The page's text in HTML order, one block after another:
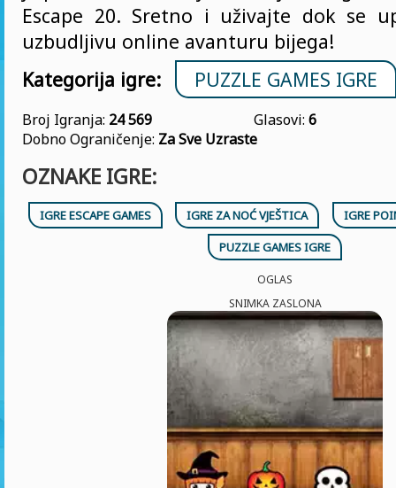
Escape 20. Sretno i uživajte dok se
uzbudljivu online avanturu bijega!
Kategorija igre:
PUZZLE GAMES IGRE
Broj Igranja: 24 569 Glasovi: 6
Dobno Ograničenje: Za Sve Uzraste
OZNAKE IGRE:
IGRE ESCAPE GAMES IGRE ZA NOĆ VJEŠTICA
IGRE
PUZZLE GAMES IGRE
OGLAS
SNIMKA ZASLONA